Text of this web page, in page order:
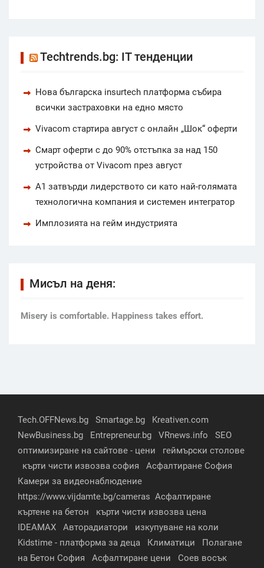
Techtrends.bg: IT тенденции
Нова българска insurtech платформа събира
всички застраховки на едно място
Vivacom стартира август с онлайн „Шок“ оферти
Смарт оферти с до 90% отстъпка за над 150
устройства от Vivacom през август
А1 затвърди лидерството си като най-голямата
технологична компания и системен интегратор
Имплозията на гейм индустрията
Мисъл на деня:
Мisery is comfortable. Happiness takes effort.
Tech.OFFNews.bg Smartage.bg
Kreativen.com
NewBusiness.bg
Entrepreneur.bg VRnews.info
SEO
оптимизиране на сайтове - цени
геймърски столове
кърти чисти извозва софия
Асфалтиране София
Камери за видеонаблюдение
https://www.vijdamte.bg/cameras Асфалтиране
къртене на бетон
кърти чисти извозва цена
IDEAMAX
Авторадиатори
изкупуване на коли
Kidstime - платформа за деца
Климатици
Полагане
на Бетон София
Асфалтиране цени Соев восък